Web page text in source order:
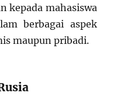
kepada mahasiswa
berbagai aspek
maupun pribadi.